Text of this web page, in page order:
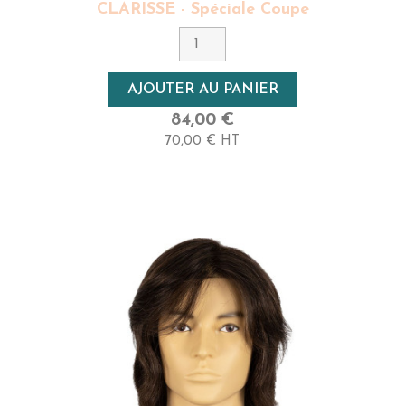
CLARISSE - Spéciale Coupe
AJOUTER AU PANIER
84,00 €
70,00 € HT